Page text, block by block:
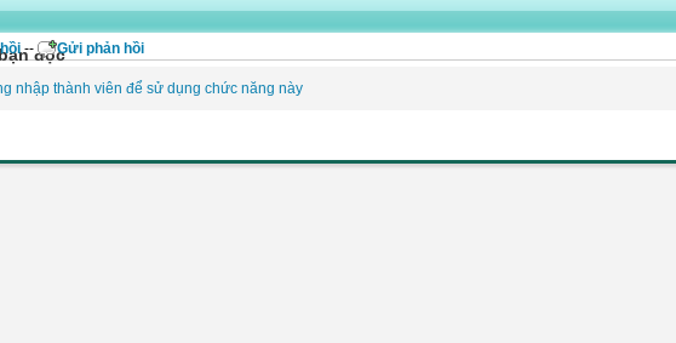
đọc
-- Gửi phản hồi
nhập thành viên để sử dụng chức năng này